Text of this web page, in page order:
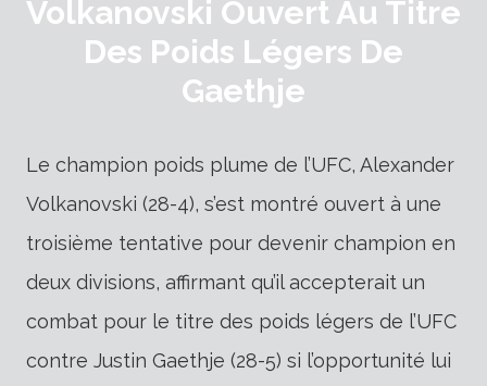
Volkanovski Ouvert Au Titre
Des Poids Légers De
Gaethje
Le champion poids plume de l’UFC, Alexander
Volkanovski (28-4), s’est montré ouvert à une
troisième tentative pour devenir champion en
deux divisions, affirmant qu’il accepterait un
combat pour le titre des poids légers de l’UFC
contre Justin Gaethje (28-5) si l’opportunité lui